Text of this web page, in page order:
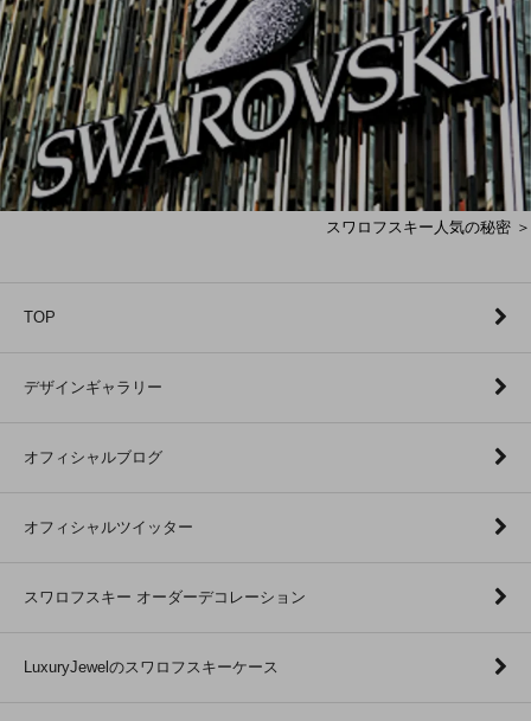
スワロフスキー人気の秘密 ＞
TOP
デザインギャラリー
オフィシャルブログ
オフィシャルツイッター
スワロフスキー オーダーデコレーション
LuxuryJewelのスワロフスキーケース